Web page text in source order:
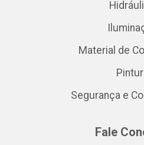
Material de
Segurança e
Fale